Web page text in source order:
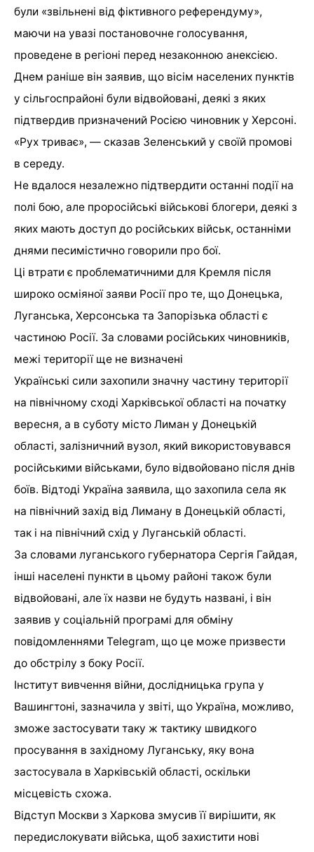
були «звільнені від фіктивного референдуму»,
маючи на увазі постановочне голосування,
проведене в регіоні перед незаконною анексією.
Днем раніше він заявив, що вісім населених пунктів
у сільгоспрайоні були відвойовані, деякі з яких
підтвердив призначений Росією чиновник у Херсоні.
«Рух триває», — сказав Зеленський у своїй промові
в середу.
Не вдалося незалежно підтвердити останні події на
полі бою, але проросійські військові блогери, деякі з
яких мають доступ до російських військ, останніми
днями песимістично говорили про бої.
Ці втрати є проблематичними для Кремля після
широко осміяної заяви Росії про те, що Донецька,
Луганська, Херсонська та Запорізька області є
частиною Росії. За словами російських чиновників,
межі території ще не визначені
Українські сили захопили значну частину території
на північному сході Харківської області на початку
вересня, а в суботу місто Лиман у Донецькій
області, залізничний вузол, який використовувався
російськими військами, було відвойовано після днів
боїв. Відтоді Україна заявила, що захопила села як
на північний захід від Лиману в Донецькій області,
так і на північний схід у Луганській області.
За словами луганського губернатора Сергія Гайдая,
інші населені пункти в цьому районі також були
відвойовані, але їх назви не будуть названі, і він
заявив у соціальній програмі для обміну
повідомленнями Telegram, що це може призвести
до обстрілу з боку Росії.
Інститут вивчення війни, дослідницька група у
Вашингтоні, зазначила у звіті, що Україна, можливо,
зможе застосувати таку ж тактику швидкого
просування в західному Луганську, яку вона
застосувала в Харківській області, оскільки
місцевість схожа.
Відступ Москви з Харкова змусив її вирішити, як
передислокувати війська, щоб захистити нові